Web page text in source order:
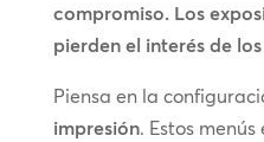
compromiso. Los
pierden el interés de
Piensa en la
impresión. Estos